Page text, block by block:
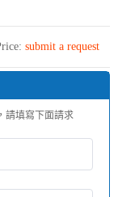
submit a request
請填寫下面請求